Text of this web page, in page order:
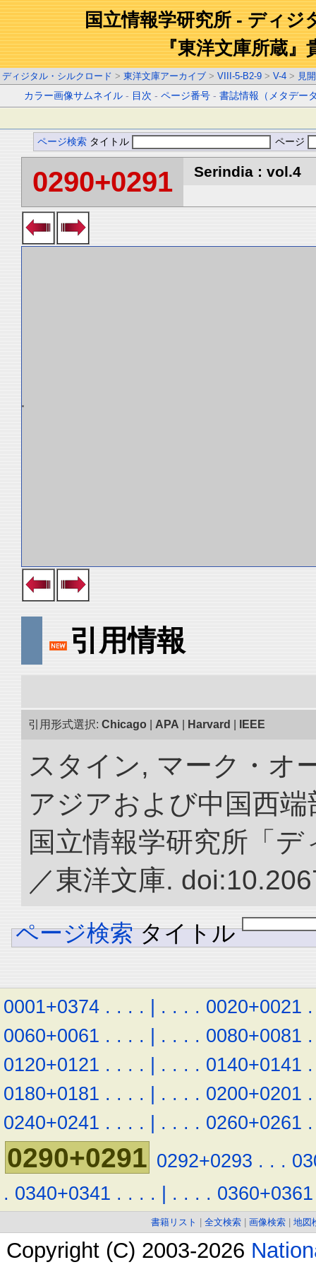
国立情報学研究所 - ディジ
『東洋文庫所蔵』
ディジタル・シルクロード > 東洋文庫アーカイブ > VIII-5-B2-9 > V-4 > 見
カラー画像サムネイル - 目次 -ページ番号 -書誌情報（メタデー
ページ検索 タイトル ページ
0290+0291 Serindia : vol.4
引用情報
引用形式選択: Chicago APA Harvard IEEE
スタイン, マーク・オ
アジアおよび中国西
国立情報学研究所「
／東洋文庫.
ページ検索 タイトル
0001+0374 . . . . | . . . . 0020+0021 .
0060+0061 . . . . | . . . . 0080+0081 .
0120+0121 . . . . | . . . . 0140+0141 .
0180+0181 . . . . | . . . . 0200+0201 .
0240+0241 . . . . | . . . . 0260+0261 .
0290+0291 0292+0293 . . .
. 0340+0341 . . . . | . . . . 0360+0361
書籍リスト 全文検索 画像検索 地図
Copyright (C) 2003-2026